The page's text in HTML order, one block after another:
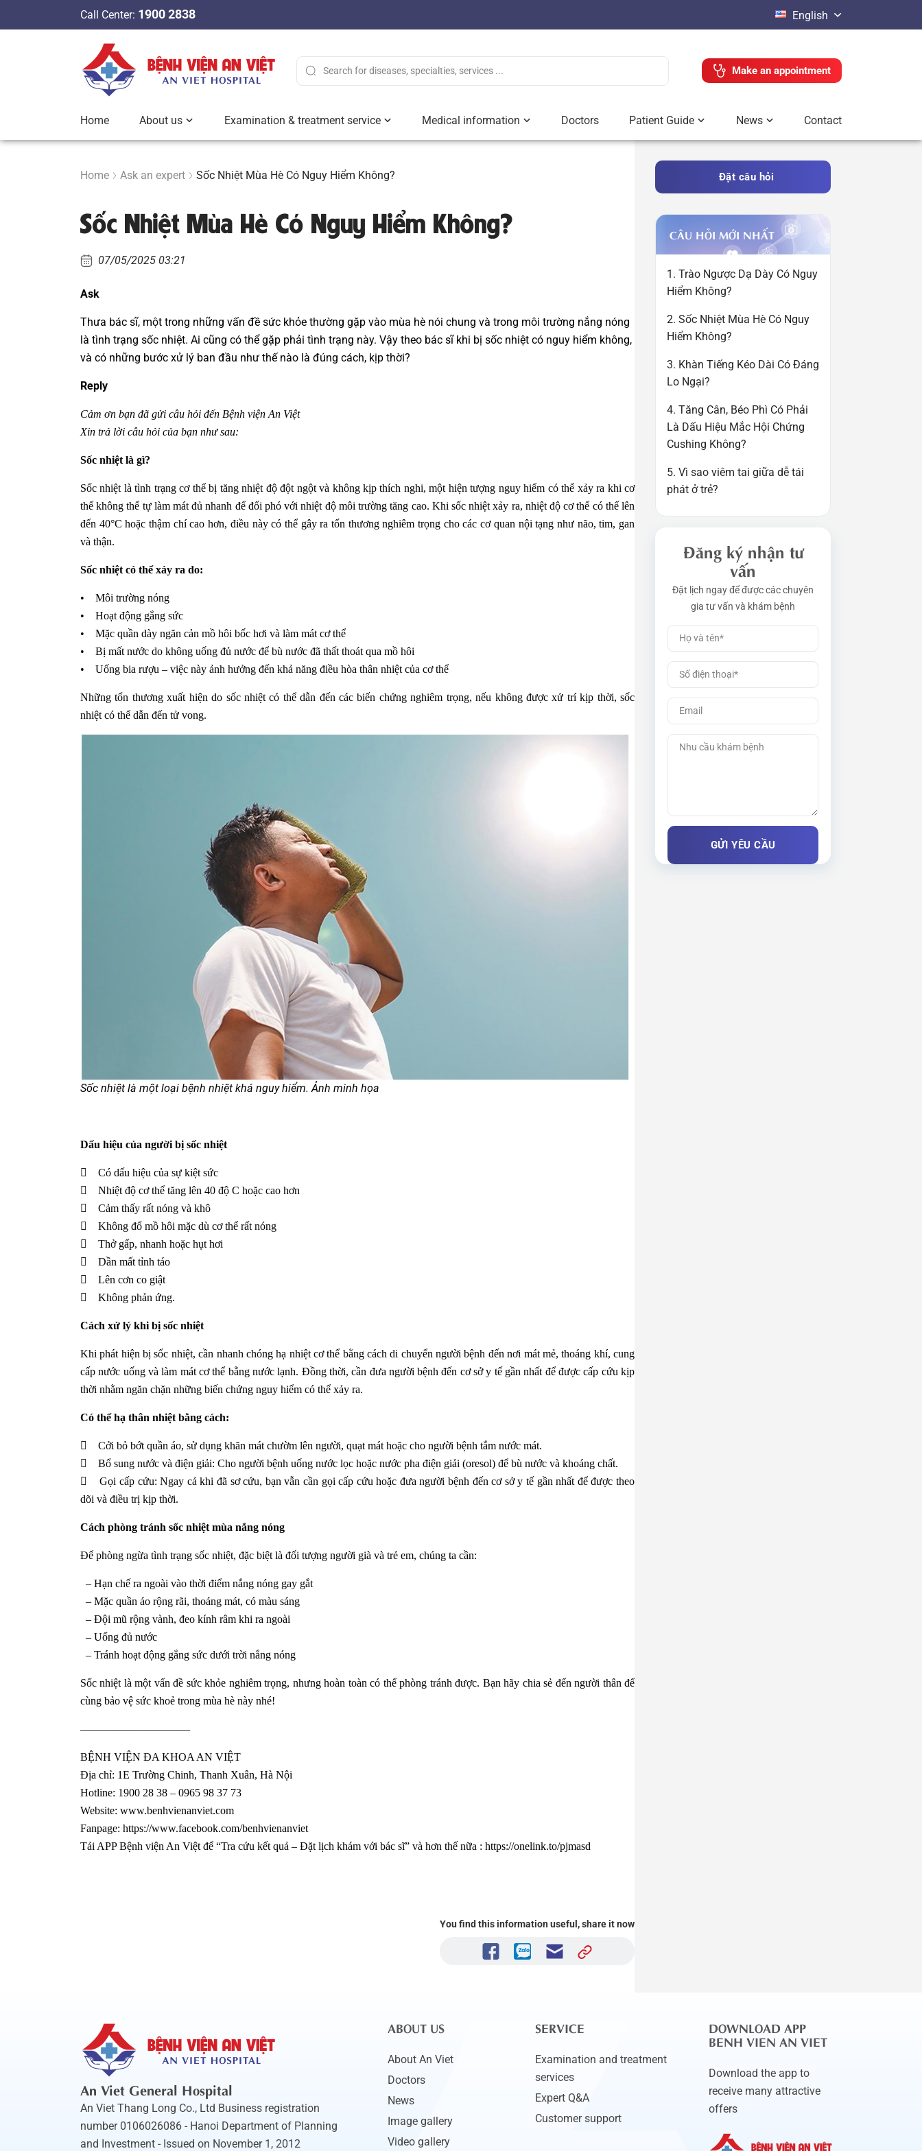
n
Call Center: 1900 2838 English
Make an appointment
Home About us Examination & treatment service Medical information Doctors Patient Guide News Contact
Home Ask an expert Sốc Nhiệt Mùa Hè Có Nguy Hiểm Không?
Sốc Nhiệt Mùa Hè Có Nguy Hiểm Không?
07/05/2025 03:21
Ask
Thưa bác sĩ, một trong những vấn đề sức khỏe thường gặp vào mùa hè nói chung và trong môi trường nắng nóng
là tình trạng sốc nhiệt. Ai cũng có thể gặp phải tình trạng này. Vậy theo bác sĩ khi bị sốc nhiệt có nguy hiểm không,
và có những bước xử lý ban đầu như thế nào là đúng cách, kịp thời?
Reply
Cảm ơn bạn đã gửi câu hỏi đến Bệnh viện An Việt
Xin trả lời câu hỏi của bạn như sau:
Sốc nhiệt là gì?
Sốc nhiệt là tình trạng cơ thể bị tăng nhiệt độ đột ngột và không kịp thích nghi, một hiện tượng nguy hiểm có thể xảy ra khi cơ
thể không thể tự làm mát đủ nhanh để đối phó với nhiệt độ môi trường tăng cao. Khi sốc nhiệt xảy ra, nhiệt độ cơ thể có thể lên
đến 40°C hoặc thậm chí cao hơn, điều này có thể gây ra tổn thương nghiêm trọng cho các cơ quan nội tạng như não, tim, gan
và thận.
Sốc nhiệt có thể xảy ra do:
• Môi trường nóng
• Hoạt động gắng sức
• Mặc quần dày ngăn cản mồ hôi bốc hơi và làm mát cơ thể
• Bị mất nước do không uống đủ nước để bù nước đã thất thoát qua mồ hôi
• Uống bia rượu – việc này ảnh hưởng đến khả năng điều hòa thân nhiệt của cơ thể
Những tổn thương xuất hiện do sốc nhiệt có thể dẫn đến các biến chứng nghiêm trọng, nếu không được xử trí kịp thời, sốc
nhiệt có thể dẫn đến tử vong.
Sốc nhiệt là một loại bệnh nhiệt khá nguy hiểm. Ảnh minh họa
Dấu hiệu của người bị sốc nhiệt
 Có dấu hiệu của sự kiệt sức
 Nhiệt độ cơ thể tăng lên 40 độ C hoặc cao hơn
 Cảm thấy rất nóng và khô
 Không đổ mồ hôi mặc dù cơ thể rất nóng
 Thở gấp, nhanh hoặc hụt hơi
 Dần mất tỉnh táo
 Lên cơn co giật
 Không phản ứng.
Cách xử lý khi bị sốc nhiệt
Khi phát hiện bị sốc nhiệt, cần nhanh chóng hạ nhiệt cơ thể bằng cách di chuyển người bệnh đến nơi mát mẻ, thoáng khí, cung
cấp nước uống và làm mát cơ thể bằng nước lạnh. Đồng thời, cần đưa người bệnh đến cơ sở y tế gần nhất để được cấp cứu kịp
thời nhằm ngăn chặn những biến chứng nguy hiểm có thể xảy ra.
Có thể hạ thân nhiệt bằng cách:
 Cởi bỏ bớt quần áo, sử dụng khăn mát chườm lên người, quạt mát hoặc cho người bệnh tắm nước mát.
 Bổ sung nước và điện giải: Cho người bệnh uống nước lọc hoặc nước pha điện giải (oresol) để bù nước và khoáng chất.
 Gọi cấp cứu: Ngay cả khi đã sơ cứu, bạn vẫn cần gọi cấp cứu hoặc đưa người bệnh đến cơ sở y tế gần nhất để được theo
dõi và điều trị kịp thời.
Cách phòng tránh sốc nhiệt mùa nắng nóng
Để phòng ngừa tình trạng sốc nhiệt, đặc biệt là đối tượng người già và trẻ em, chúng ta cần:
– Hạn chế ra ngoài vào thời điểm nắng nóng gay gắt
– Mặc quần áo rộng rãi, thoáng mát, có màu sáng
– Đội mũ rộng vành, đeo kính râm khi ra ngoài
– Uống đủ nước
– Tránh hoạt động gắng sức dưới trời nắng nóng
Sốc nhiệt là một vấn đề sức khỏe nghiêm trọng, nhưng hoàn toàn có thể phòng tránh được. Bạn hãy chia sẻ đến người thân để
cùng bảo vệ sức khoẻ trong mùa hè này nhé!
——————————
BỆNH VIỆN ĐA KHOA AN VIỆT
Địa chỉ: 1E Trường Chinh, Thanh Xuân, Hà Nội
Hotline: 1900 28 38 – 0965 98 37 73
Website: www.benhvienanviet.com
Fanpage: https://www.facebook.com/benhvienanviet
Tải APP Bệnh viện An Việt để “Tra cứu kết quả – Đặt lịch khám với bác sĩ” và hơn thế nữa : https://onelink.to/pjmasd
You find this information useful, share it now
Đặt câu hỏi
CÂU HỎI MỚI NHẤT
1. Trào Ngược Dạ Dày Có Nguy
Hiểm Không?
2. Sốc Nhiệt Mùa Hè Có Nguy
Hiểm Không?
3. Khàn Tiếng Kéo Dài Có Đáng
Lo Ngại?
4. Tăng Cân, Béo Phì Có Phải
Là Dấu Hiệu Mắc Hội Chứng
Cushing Không?
5. Vì sao viêm tai giữa dễ tái
phát ở trẻ?
Đăng ký nhận tư
vấn
Đặt lịch ngay để được các chuyên
gia tư vấn và khám bệnh
An Viet General Hospital
An Viet Thang Long Co., Ltd Business registration
number 0106026086 - Hanoi Department of Planning
and Investment - Issued on November 1, 2012
ABOUT US
About An Viet
Doctors
News
Image gallery
Video gallery
SERVICE
Examination and treatment
services
Expert Q&A
Customer support
DOWNLOAD APP
BENH VIEN AN VIET
Download the app to
receive many attractive
offers